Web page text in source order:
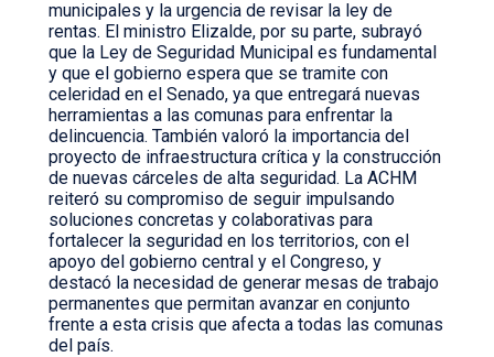
municipales y la urgencia de revisar la ley de
rentas. El ministro Elizalde, por su parte, subrayó
que la Ley de Seguridad Municipal es fundamental
y que el gobierno espera que se tramite con
celeridad en el Senado, ya que entregará nuevas
herramientas a las comunas para enfrentar la
delincuencia. También valoró la importancia del
proyecto de infraestructura crítica y la construcción
de nuevas cárceles de alta seguridad. La ACHM
reiteró su compromiso de seguir impulsando
soluciones concretas y colaborativas para
fortalecer la seguridad en los territorios, con el
apoyo del gobierno central y el Congreso, y
destacó la necesidad de generar mesas de trabajo
permanentes que permitan avanzar en conjunto
frente a esta crisis que afecta a todas las comunas
del país.